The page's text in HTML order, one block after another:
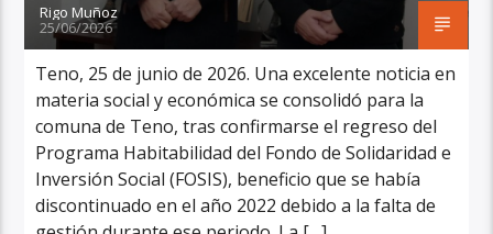
Rigo Muñoz
25/06/2026
Teno, 25 de junio de 2026. Una excelente noticia en
materia social y económica se consolidó para la
comuna de Teno, tras confirmarse el regreso del
Programa Habitabilidad del Fondo de Solidaridad e
Inversión Social (FOSIS), beneficio que se había
discontinuado en el año 2022 debido a la falta de